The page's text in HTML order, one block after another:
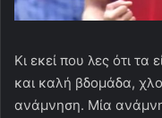
Κι εκεί που λες ότι
και καλή βδομάδα,
ανάμνηση. Μία